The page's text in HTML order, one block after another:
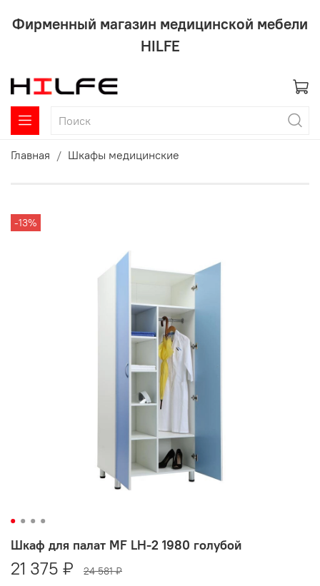
Фирменный магазин медицинской мебели
HILFE
Главная Шкафы медицинские
-13%
Шкаф для палат MF LH-2 1980 голубой
21 375 ₽ 24 581 ₽